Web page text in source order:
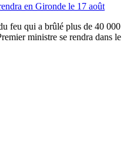
en Gironde le 17 août
feu qui a brûlé plus de 40 000
ministre se rendra dans le